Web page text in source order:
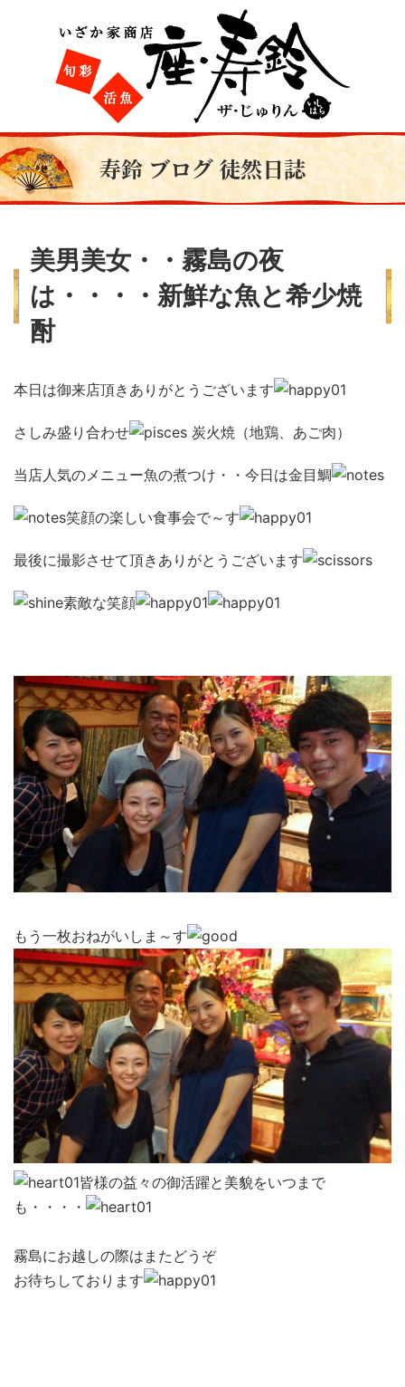
寿鈴 ブログ 徒然日誌
美男美女・・霧島の夜
は・・・・新鮮な魚と希少焼
酎
本日は御来店頂きありがとうございます
さしみ盛り合わせ 炭火焼（地鶏、あご肉）
当店人気のメニュー魚の煮つけ・・今日は金目鯛
笑顔の楽しい食事会で～す
最後に撮影させて頂きありがとうございます
素敵な笑顔
もう一枚おねがいしま～す
皆様の益々の御活躍と美貌をいつまで
も・・・・
霧島にお越しの際は またどうぞ
お待ちしております